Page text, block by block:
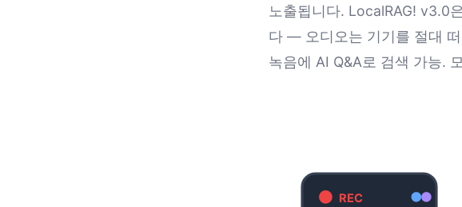
노출됩니다. LocalRAG! v3.0
다 — 오디오는 기기를 절대
녹음에 AI Q&A로 검색 가능.
REC